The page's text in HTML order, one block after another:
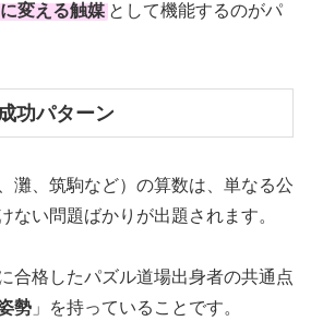
に変える触媒 として機能するのがパ
功パターン
灘、筑駒など）の算数は、単なる公
ない問題ばかりが出題されます。
合格したパズル道場出身者の共通点
勢 」を持っていることです。